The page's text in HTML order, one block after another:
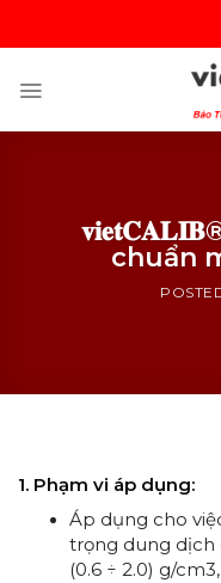
content
chuẩn
1. Phạm vi áp dụng:
Áp dụng cho
trọng dung dịch
(0.6 ÷ 2.0) g/